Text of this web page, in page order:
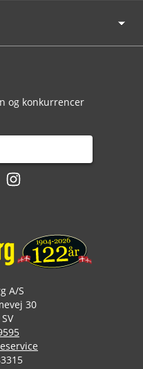
og konkurrencer
A/S
30